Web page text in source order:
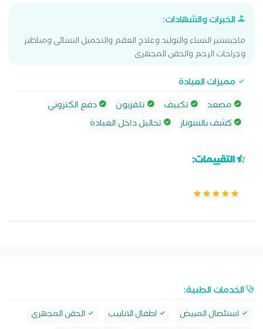
الخبرات والشهادات:
ماجيستير النساء والتوليد وعلاج العقم والتجميل النسائى ومناظير
وجراحات الرحم والحقن المجهرى
مميزات العيادة
مصعد
تكييف تلفزيون
دفع الكتروني
كشف بالسونار
تحاليل داخل العيادة
التقييمات:
الخدمات الطبية:
استئصال المبيض اطفال الانابيب
الحقن المجهري